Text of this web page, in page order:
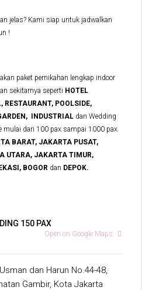
jelas? Kami siap untuk jadwalkan
!
paket pernikahan lengkap indoor
sekitarnya seperti HOTEL
RESTAURANT, POOLSIDE,
INDUSTRIAL dan Wedding
mulai dari 100 pax sampai 1000 pax
BARAT, JAKARTA PUSAT,
UTARA, JAKARTA TIMUR,
BOGOR dan DEPOK.
150 PAX
Open on Google Maps
dan Harun No.44-48,
Gambir, Kota Jakarta